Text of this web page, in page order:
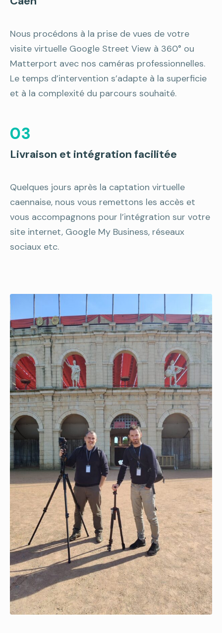
Nous procédons à la prise de vues de votre
visite virtuelle Google Street View à 360° ou
Matterport avec nos caméras professionnelles.
Le temps d’intervention s’adapte à la superficie
et à la complexité du parcours souhaité.
03
Livraison et intégration facilitée
Quelques jours après la captation virtuelle
caennaise, nous vous remettons les accès et
vous accompagnons pour l’intégration sur votre
site internet, Google My Business, réseaux
sociaux etc.